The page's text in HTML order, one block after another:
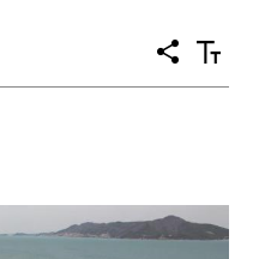
공
유
텍
스